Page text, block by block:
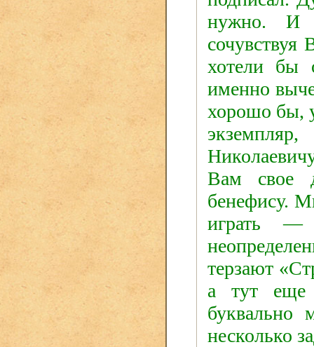
нужно. И
хотели бы
именно
хорошо бы,
Вам свое
бенефису.
играть —
терзают
а тут еще
буквально
несколько